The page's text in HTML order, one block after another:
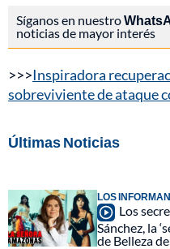
Síganos en nuestro
noticias de mayor interés
>>>Inspiradora
sobreviviente de ataque
Últimas Noticias
LOS
Los
Sánchez, la
de Belleza